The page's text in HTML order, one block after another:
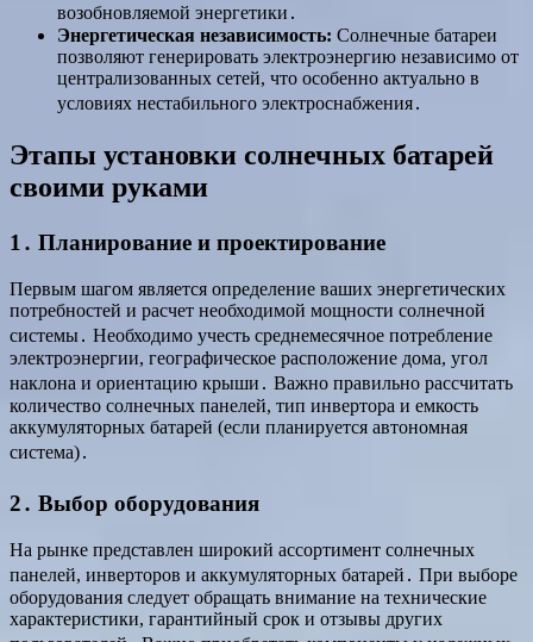
возобновляемой энергетики․
Энергетическая независимость: Солнечные батареи
позволяют генерировать электроэнергию независимо от
централизованных сетей, что особенно актуально в
условиях нестабильного электроснабжения․
Этапы установки солнечных батарей
своими руками
1․ Планирование и проектирование
Первым шагом является определение ваших энергетических
потребностей и расчет необходимой мощности солнечной
системы․ Необходимо учесть среднемесячное потребление
электроэнергии, географическое расположение дома, угол
наклона и ориентацию крыши․ Важно правильно рассчитать
количество солнечных панелей, тип инвертора и емкость
аккумуляторных батарей (если планируется автономная
система)․
2․ Выбор оборудования
На рынке представлен широкий ассортимент солнечных
панелей, инверторов и аккумуляторных батарей․ При выборе
оборудования следует обращать внимание на технические
характеристики, гарантийный срок и отзывы других